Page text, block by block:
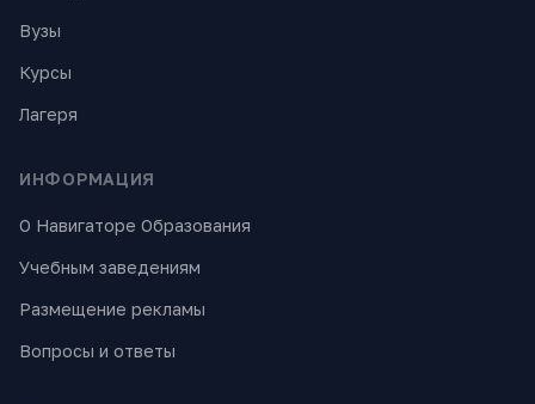
Вузы
Курсы
Лагеря
ИНФОРМАЦИЯ
О Навигаторе Образования
Учебным заведениям
Размещение рекламы
Вопросы и ответы